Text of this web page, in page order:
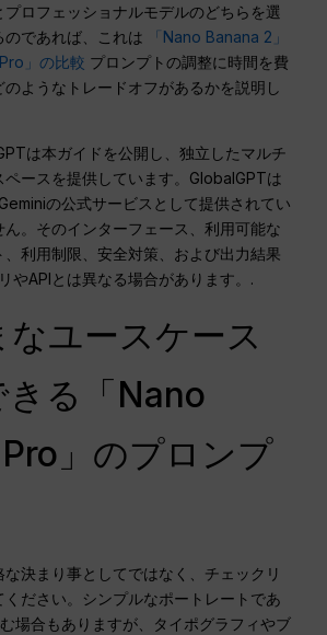
プロフェッショナルモデルのどちらを選
であれば、これは
「Nano Banana 2」
」の比較 プロンプトの調整に時間を費
ようなトレードオフがあるかを説明し
は本ガイドを公開し、独立したマルチ
ペースを提供しています。GlobalGPTは
の公式サービスとして提供されてい
ん。そのインターフェース、利用可能な
利用制限、安全対策、および出力結果
やAPIとは異なる場合があります。.
なユースケース
きる「Nano
」のプロンプ
決まり事としてではなく、チェックリ
ださい。シンプルなポートレートであ
場合もありますが、タイポグラフィやブ